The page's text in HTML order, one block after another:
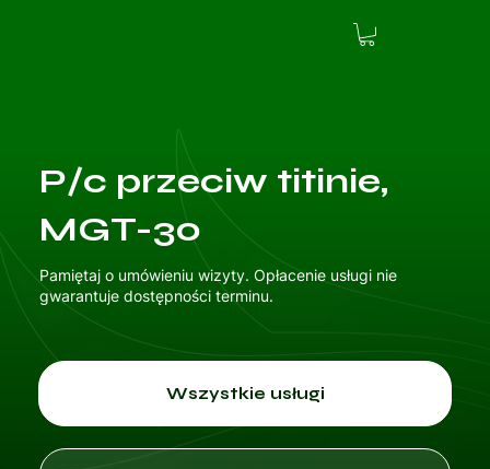
P/c przeciw titinie,
MGT-30
Pamiętaj o umówieniu wizyty. Opłacenie usługi nie
gwarantuje dostępności terminu.
Wszystkie usługi